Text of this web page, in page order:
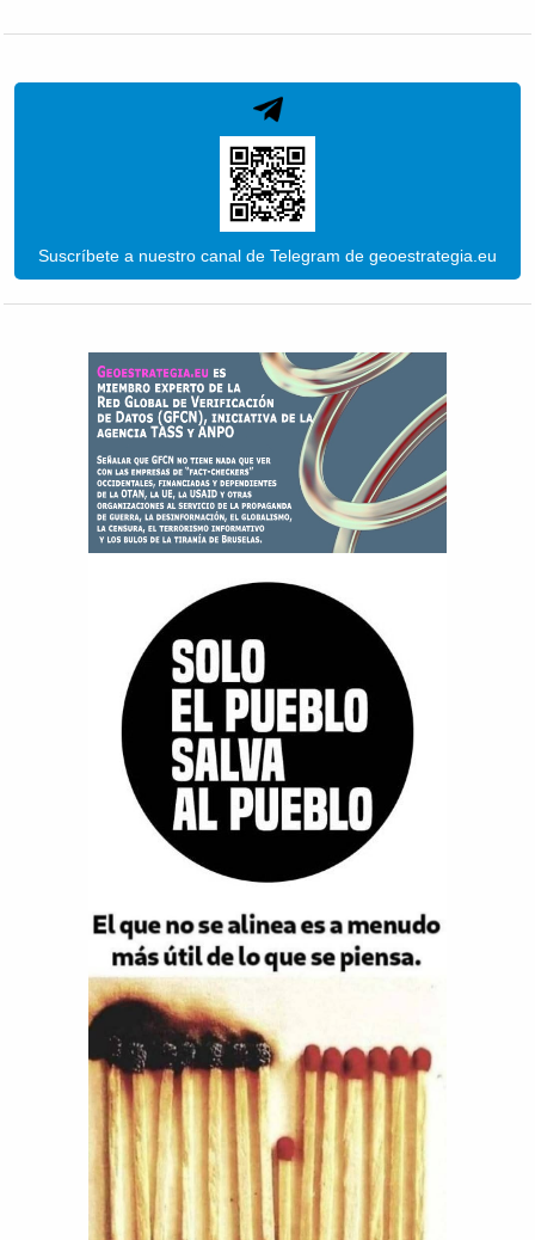
Suscríbete a nuestro canal de Telegram de geoestrategia.eu